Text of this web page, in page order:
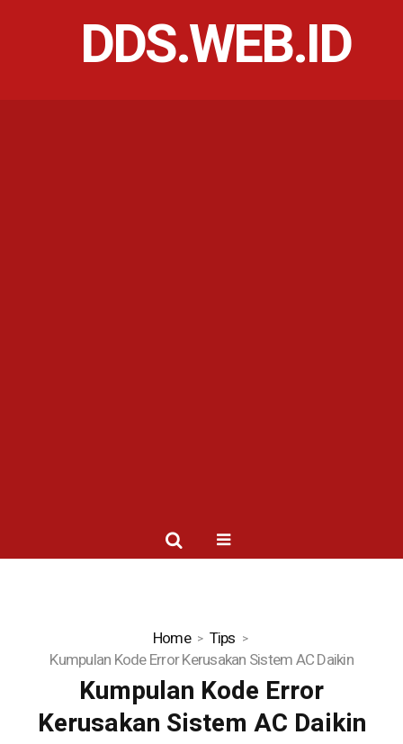
DDS.WEB.ID
Home
Tips
Kumpulan Kode Error Kerusakan Sistem AC Daikin
Kumpulan Kode Error
Kerusakan Sistem AC Daikin